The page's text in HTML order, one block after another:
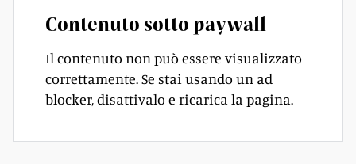
Contenuto sotto paywall
Il contenuto non può essere visualizzato
correttamente. Se stai usando un ad
blocker, disattivalo e ricarica la pagina.